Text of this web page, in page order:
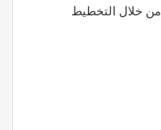
من خلال التخطيط